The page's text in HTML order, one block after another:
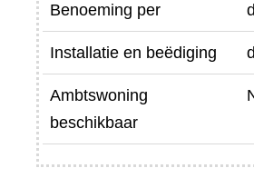
Benoeming per
Installatie en beëdiging
Ambtswoning
beschikbaar